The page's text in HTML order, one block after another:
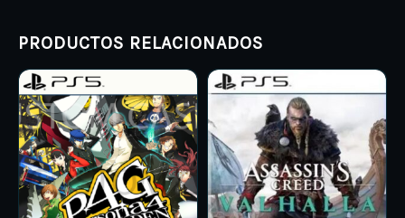
PRODUCTOS RELACIONADOS
Price
ARS 6.000,00
through
ARS 13.000,00
This
product
has
multiple
variants.
The
Price
range:
through
ARS
This
product
has
multiple
variants.
The